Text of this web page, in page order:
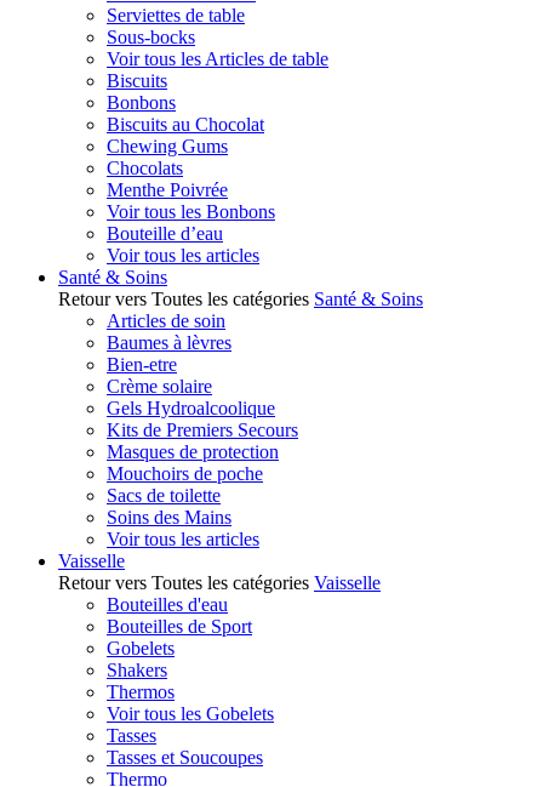
Serviettes de table
Sous-bocks
Voir tous les Articles de table
Biscuits
Bonbons
Biscuits au Chocolat
Chewing Gums
Chocolats
Menthe Poivrée
Voir tous les Bonbons
Bouteille d’eau
Voir tous les articles
Santé & Soins
Retour vers Toutes les catégories Santé & Soins
Articles de soin
Baumes à lèvres
Bien-etre
Crème solaire
Gels Hydroalcoolique
Kits de Premiers Secours
Masques de protection
Mouchoirs de poche
Sacs de toilette
Soins des Mains
Voir tous les articles
Vaisselle
Retour vers Toutes les catégories Vaisselle
Bouteilles d'eau
Bouteilles de Sport
Gobelets
Shakers
Thermos
Voir tous les Gobelets
Tasses
Tasses et Soucoupes
Thermo